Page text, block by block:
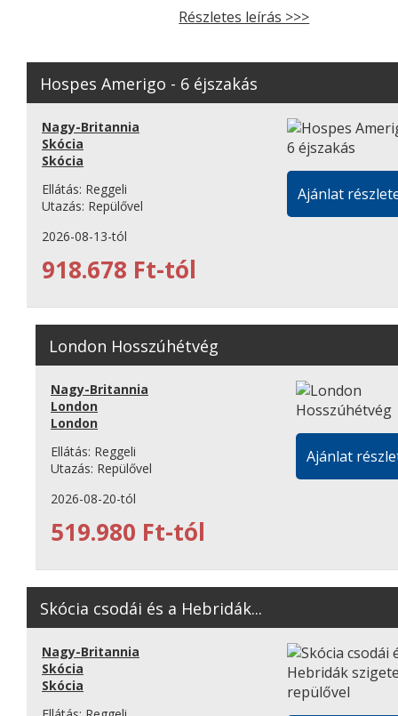
Részletes leírás >>>
Hospes Amerigo - 6 éjszakás
Nagy-Britannia
Skócia
Skócia
Ellátás: Reggeli
Utazás: Repülővel
2026-08-13-tól
918.678 Ft-tól
Ajánlat
London Hosszúhétvég
Nagy-Britannia
London
London
Ellátás: Reggeli
Utazás: Repülővel
2026-08-20-tól
519.980 Ft-tól
Ajánlat
Skócia csodái és a Hebridák...
Nagy-Britannia
Skócia
Skócia